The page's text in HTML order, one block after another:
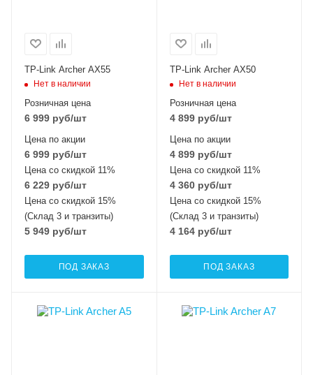
TP-Link Archer AX55
Нет в наличии
Розничная цена
6 999 руб/шт
Цена по акции
6 999 руб/шт
Цена со скидкой 11%
6 229 руб/шт
Цена со скидкой 15%
(Склад 3 и транзиты)
5 949 руб/шт
ПОД ЗАКАЗ
TP-Link Archer AX50
Нет в наличии
Розничная цена
4 899руб/шт
Цена по акции
4 899руб/шт
Цена со скидкой 11%
4 360руб/шт
Цена со скидкой 15%
(Склад 3 и транзиты)
4 164руб/шт
ПОД ЗАКАЗ